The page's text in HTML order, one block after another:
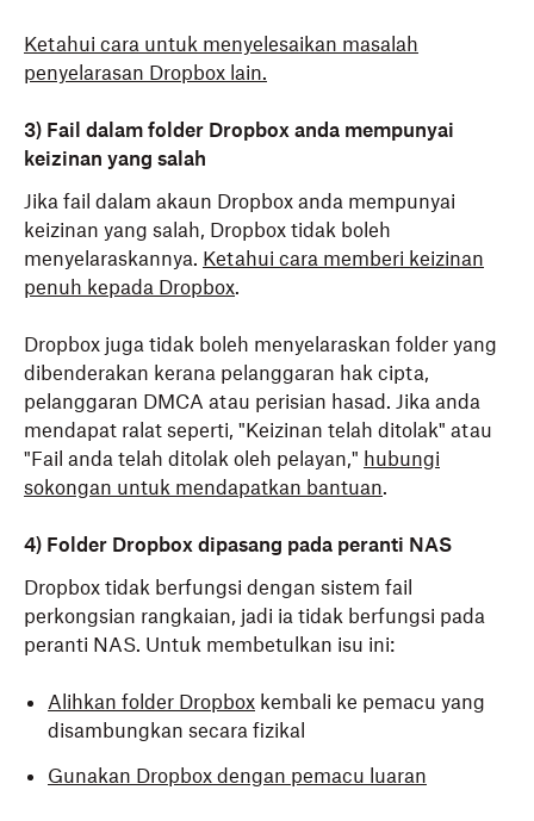
Ketahui cara untuk menyelesaikan masalah
penyelarasan Dropbox lain.
3) Fail dalam folder Dropbox anda mempunyai
keizinan yang salah
Jika fail dalam akaun Dropbox anda mempunyai
keizinan yang salah, Dropbox tidak boleh
menyelaraskannya. Ketahui cara memberi keizinan
penuh kepada Dropbox.
Dropbox juga tidak boleh menyelaraskan folder yang
dibenderakan kerana pelanggaran hak cipta,
pelanggaran DMCA atau perisian hasad. Jika anda
mendapat ralat seperti, "Keizinan telah ditolak" atau
"Fail anda telah ditolak oleh pelayan," hubungi
sokongan untuk mendapatkan bantuan.
4) Folder Dropbox dipasang pada peranti NAS
Dropbox tidak berfungsi dengan sistem fail
perkongsian rangkaian, jadi ia tidak berfungsi pada
peranti NAS. Untuk membetulkan isu ini:
Alihkan folder Dropbox kembali ke pemacu yang
disambungkan secara fizikal
Gunakan Dropbox dengan pemacu luaran